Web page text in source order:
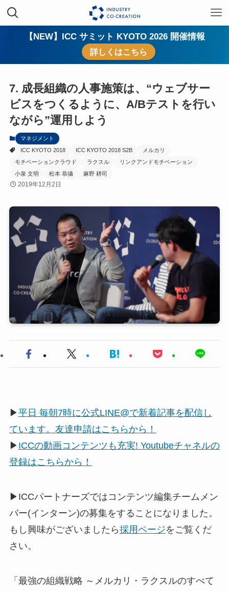
【NEW】ICC サミット KYOTO 2026 開催情報
詳しくはこちら
7. 成長組織の人事施策は、“ウェブサー
ビスをつくるように、A/Bテストを行い
ながら”運用しよう
マネジメント
ICC KYOTO 2018
ICC KYOTO 2018 S2B
メルカリ
モチベーションクラウド
ラクスル
リンクアンドモチベーション
小泉 文明
松本 恭攝 麻野 耕司
2019年12月2日
▶平日 毎朝7時に公式LINE@で新着記事を配信し
ています。友達申請はこちらから！
▶ ICCの動画コンテンツも充実! Youtubeチャネルの
登録はこちらから！
▶ICCパートナーズではコンテンツ編集チームメン
バー(インターン)の募集をすることになりました。
もし興味がございましたら採用ページをご覧くだ
さい。
「最強の組織戦略 ～メルカリ・ラクスルのすべて